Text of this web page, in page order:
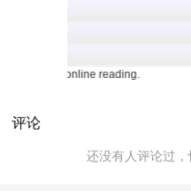
for online reading.
评论
还没有人评论过